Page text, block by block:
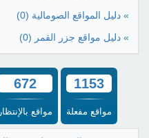
» دليل المواقع الصومالية (0)
» دليل مواقع جزر القمر (0)
1153
مواقع مفعلة
672
مواقع بالإنتظار